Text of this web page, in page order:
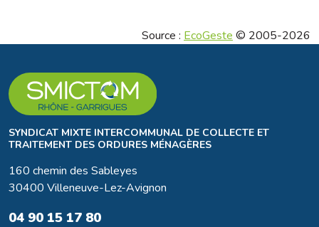
Source : EcoGeste © 2005-2026
SYNDICAT MIXTE INTERCOMMUNAL DE COLLECTE ET
TRAITEMENT DES ORDURES MÉNAGÈRES
160 chemin des Sableyes
30400 Villeneuve-Lez-Avignon
04 90 15 17 80